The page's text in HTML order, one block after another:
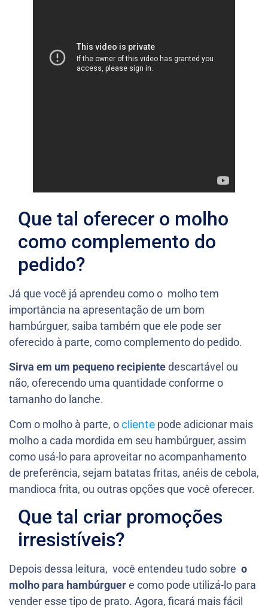
Que tal oferecer o molho
como complemento do
pedido?
Já que você já aprendeu como o molho tem
importância na apresentação de um bom
hambúrguer, saiba também que ele pode ser
oferecido à parte, como complemento do pedido.
Sirva em um pequeno recipientedescartável ou
não, oferecendo uma quantidade conforme o
tamanho do lanche.
Com o molho à parte, o cliente pode adicionar mais
molho a cada mordida em seu hambúrguer, assim
como usá-lo para aproveitar no acompanhamento
de preferência, sejam batatas fritas, anéis de cebola,
mandioca frita, ou outras opções que você oferecer.
Que tal criar promoções
irresistíveis?
Depois dessa leitura, você entendeu tudo sobre o
molho para hambúrguere como pode utilizá-lo para
vender esse tipo de prato. Agora, ficará mais fácil